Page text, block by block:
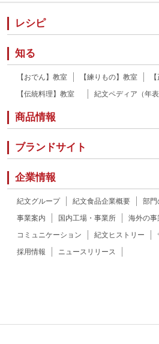
レシピ
知る
【おでん】教室 【練りもの】教室
【伝統料理】教室
紀文ペディア（年表
商品情報
ブランドサイト
企業情報
紀文グループ 紀文食品企業概要 部門
事業案内
国内工場・事業所 海外の事
コミュニケーション
紀文ヒストリー
採用情報
ニュースリリース